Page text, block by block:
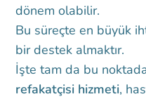
dönem olabilir.
Bu süreçte en büyük
bir destek almaktır.
İşte tam da bu
refakatçisi hizmeti,